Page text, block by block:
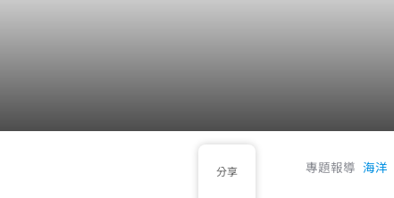
分享 專題報導 海洋